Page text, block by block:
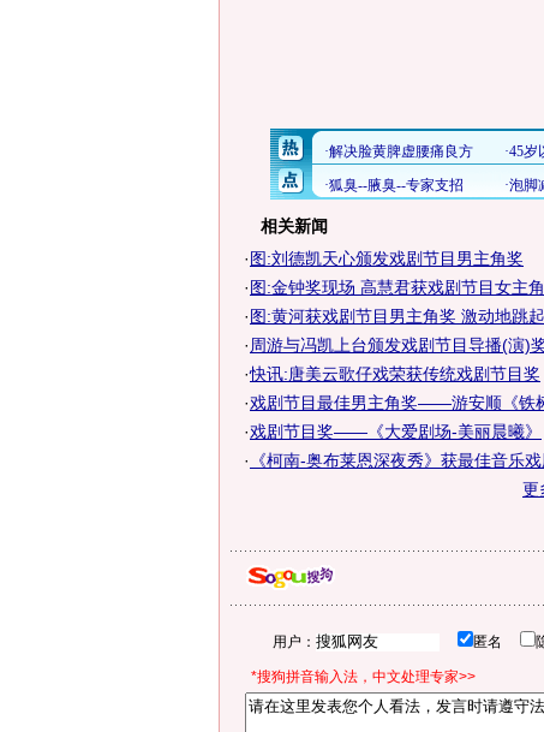
相关新闻
·图:刘德凯天心颁发戏剧节目男主角奖
·图:金钟奖现场 高慧君获戏剧节目女主
·图:黄河获戏剧节目男主角奖 激动地跳
· 周游与冯凯上台颁发戏剧节目导播(演)
·快讯:唐美云歌仔戏荣获传统戏剧节目奖
·戏剧节目最佳男主角奖——游安顺《铁
·戏剧节目奖——《大爱剧场-美丽晨曦》
·
《柯南-奥布莱恩深夜秀》获最佳音乐戏
更
用户： 匿名
*搜狗拼音输入法，中文处理专家>>